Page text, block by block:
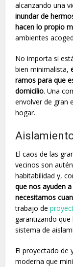
alcanzando una
inundar de
hacen lo propio
ambientes
No importa si
bien minimalista,
ramos para que
domicilio. Una
envolver de gran
hogar.
El caos de las
vecinos son
habitabilidad y,
que nos ayuden
necesitamos
trabajo de
garantizando
sistema de
El proyectado de
moderna que